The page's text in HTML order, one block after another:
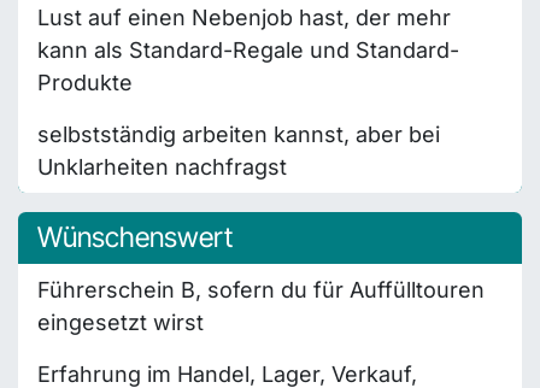
Lust auf einen Nebenjob hast, der mehr
kann als Standard-Regale und Standard-
Produkte
selbstständig arbeiten kannst, aber bei
Unklarheiten nachfragst
Wünschenswert
Führerschein B, sofern du für Auffülltouren
eingesetzt wirst
Erfahrung im Handel, Lager, Verkauf,